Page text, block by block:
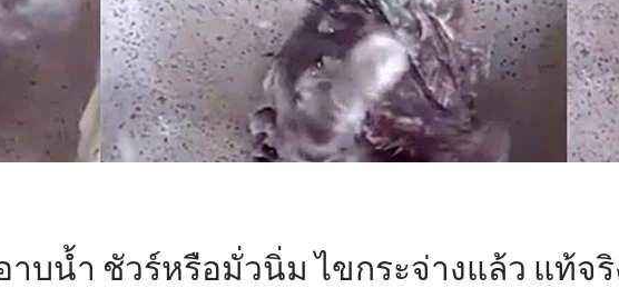
บน้ำ ชัวร์หรือมั่วนิ่ม ไขกระจ่างแล้ว แท้จ